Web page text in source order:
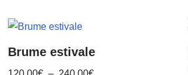
Brume estivale